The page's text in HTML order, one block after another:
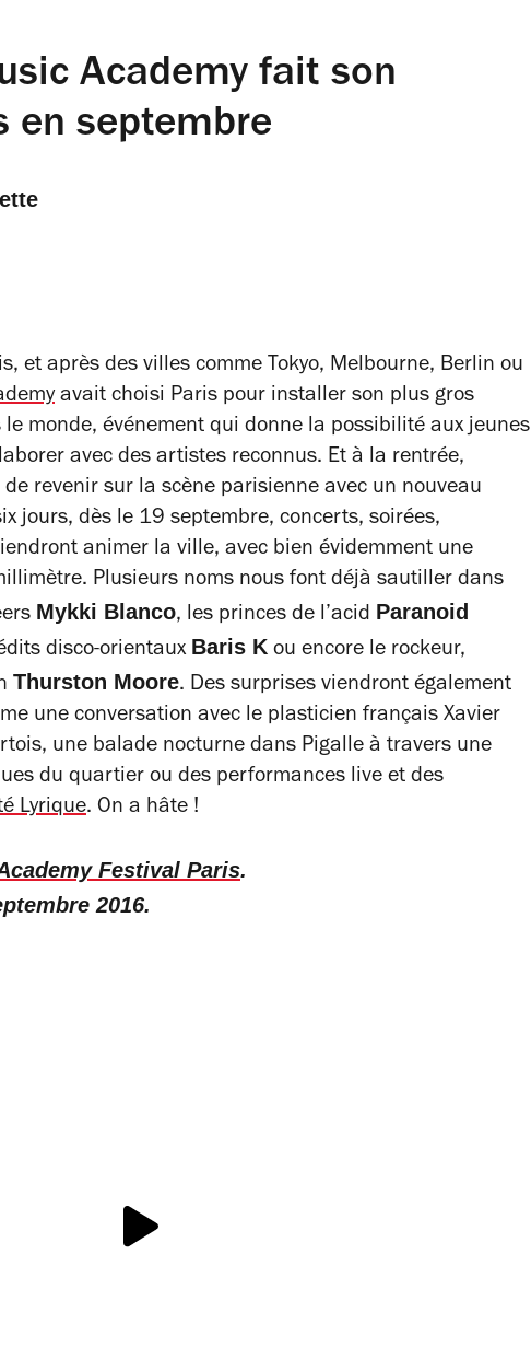
Academy fait son
en septembre
et après des villes comme Tokyo, Melbourne, Berlin ou
avait choisi Paris pour installer son plus gros
monde, événement qui donne la possibilité aux jeunes
avec des artistes reconnus. Et à la rentrée,
revenir sur la scène parisienne avec un nouveau
jours, dès le 19 septembre, concerts, soirées,
animer la ville, avec bien évidemment une
Plusieurs noms nous font déjà sautiller dans
Mykki Blanco, les princes de l’acid Paranoid
disco-orientaux Baris K ou encore le rockeur,
Thurston Moore. Des surprises viendront également
une conversation avec le plasticien français Xavier
une balade nocturne dans Pigalle à travers une
du quartier ou des performances live et des
Lyrique. On a hâte !
Festival Paris.
2016.